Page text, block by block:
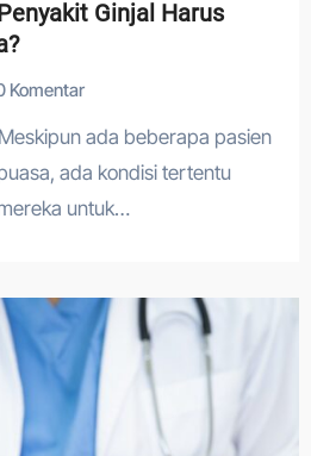
Ginjal Harus
Komentar
ada kondisi tertentu
untuk…